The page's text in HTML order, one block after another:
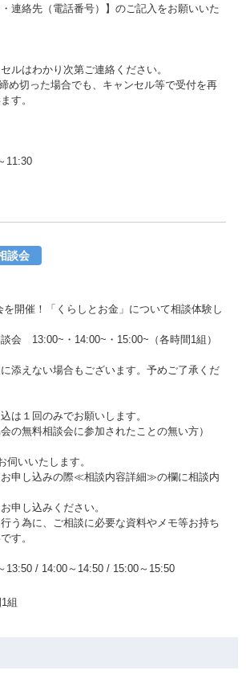
・連絡先（電話番号）】のご記入をお願いいた
ルはわかり次第ご連絡ください。
め切った場合でも、キャンセル等で受付を再
す。
11:30
談会
を開催！「くらしとお金」について相談体験し
会 13:00~・14:00~・15:00~（各時間1組）
添えない場合もございます。予めご了承くだ
は１回のみでお願いします。
の無料相談会に参加されたことの無い方）
伺いいたします。
申し込みの際≪相談内容詳細≫の欄に相談内
申し込みください。
う為に、ご相談に必要な資料やメモ等お持ち
す。
13:50 / 14:00～14:50 / 15:00～15:50
組